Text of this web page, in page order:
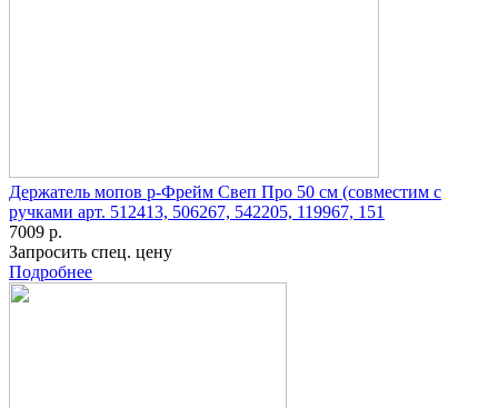
Держатель мопов р-Фрейм Свеп Про 50 см (совместим с
ручками арт. 512413, 506267, 542205, 119967, 151
7009 р.
Запросить спец. цену
Подробнее